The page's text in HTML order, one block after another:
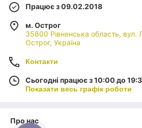
Купити табличку на УАЗ
можна всього за кілька
сформують замовлення і воно
за кілька днів.
Контактна
Працює з 09.02.2018
м. Острог
35800 Рівненська область, вул.
Острог, Україна
Контакти
Сьогодні працює з 10:00 до
Показати весь графік роботи
Про нас